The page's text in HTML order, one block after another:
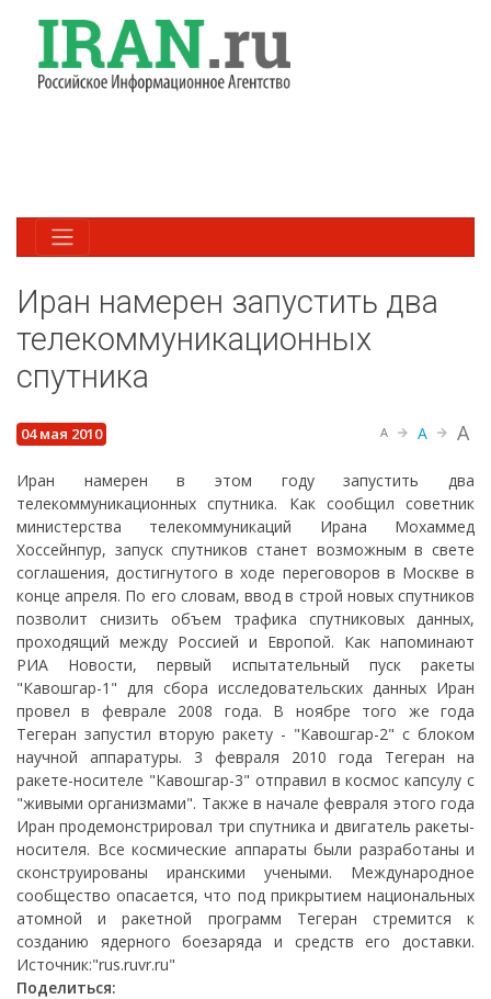
Иран намерен запустить два
телекоммуникационных
спутника
04 мая 2010 A A A
Иран намерен в этом году запустить два
телекоммуникационных спутника. Как сообщил советник
министерства телекоммуникаций Ирана Мохаммед
Хоссейнпур, запуск спутников станет возможным в свете
соглашения, достигнутого в ходе переговоров в Москве в
конце апреля. По его словам, ввод в строй новых спутников
позволит снизить объем трафика спутниковых данных,
проходящий между Россией и Европой. Как напоминают
РИА Новости, первый испытательный пуск ракеты
"Кавошгар-1" для сбора исследовательских данных Иран
провел в феврале 2008 года. В ноябре того же года
Тегеран запустил вторую ракету - "Кавошгар-2" с блоком
научной аппаратуры. 3 февраля 2010 года Тегеран на
ракете-носителе "Кавошгар-3" отправил в космос капсулу с
"живыми организмами". Также в начале февраля этого года
Иран продемонстрировал три спутника и двигатель ракеты-
носителя. Все космические аппараты были разработаны и
сконструированы иранскими учеными. Международное
сообщество опасается, что под прикрытием национальных
атомной и ракетной программ Тегеран стремится к
созданию ядерного боезаряда и средств его доставки.
Источник:"rus.ruvr.ru"
Поделиться: